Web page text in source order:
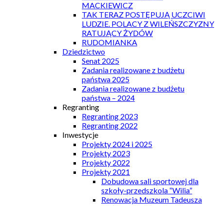
MACKIEWICZ
TAK TERAZ POSTĘPUJĄ UCZCIWI
LUDZIE. POLACY Z WILEŃSZCZYZNY
RATUJĄCY ŻYDÓW
RUDOMIANKA
Dziedzictwo
Senat 2025
Zadania realizowane z budżetu
państwa 2025
Zadania realizowane z budżetu
państwa – 2024
Regranting
Regranting 2023
Regranting 2022
Inwestycje
Projekty 2024 i 2025
Projekty 2023
Projekty 2022
Projekty 2021
Dobudowa sali sportowej dla
szkoły-przedszkola “Wilia”
Renowacja Muzeum Tadeusza